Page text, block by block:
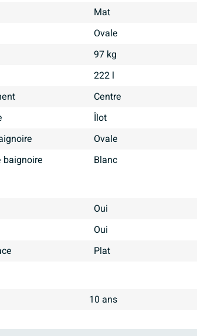
mat
Ovale
97 kg
222 l
centre
îlot
Ovale
baignoire
Blanc
Oui
Oui
Plat
10 ans